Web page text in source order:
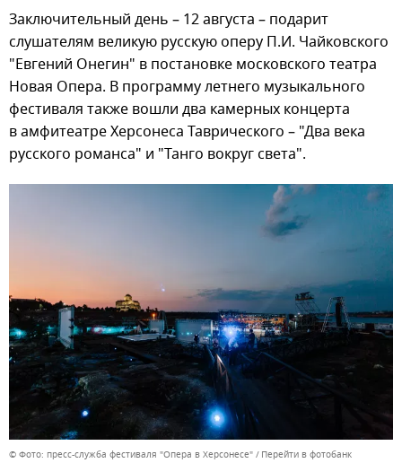
Заключительный день – 12 августа – подарит
слушателям великую русскую оперу П.И. Чайковского
"Евгений Онегин" в постановке московского театра
Новая Опера. В программу летнего музыкального
фестиваля также вошли два камерных концерта
в амфитеатре Херсонеса Таврического – "Два века
русского романса" и "Танго вокруг света".
© Фото: пресс-служба фестиваля "Опера в Херсонесе" Перейти в фотобанк